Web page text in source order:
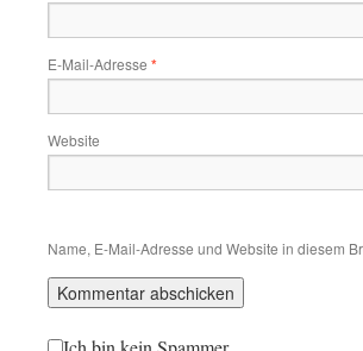
E-Mail-Adresse *
Website
Name, E-Mail-Adresse und Website in diesem